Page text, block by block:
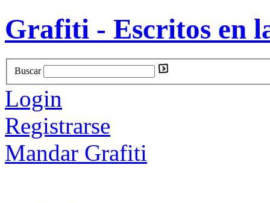
Grafiti - Escritos en
Buscar
Login
Registrarse
Mandar Grafiti